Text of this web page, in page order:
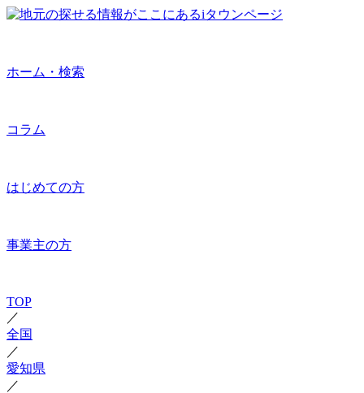
ホーム・検索
コラム
はじめての方
事業主の方
TOP
／
全国
／
愛知県
／